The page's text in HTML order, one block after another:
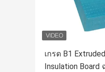
เกรด B1
Insulation